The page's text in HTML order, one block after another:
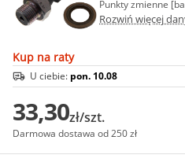
Punkty zmienne
Rozwiń więcej
Kup na raty
U ciebie: pon. 10.08
33,30zł/szt.
Darmowa dostawa od 250 zł